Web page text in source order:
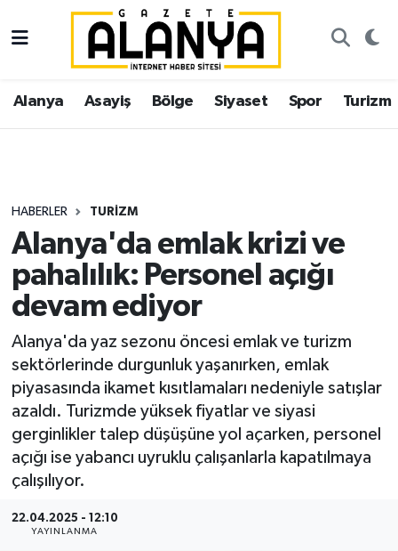
Alanya Asayiş Bölge Siyaset Spor Turizm
HABERLER TURIZM
Alanya'da emlak krizi ve
pahalılık: Personel açığı
devam ediyor
Alanya'da yaz sezonu öncesi emlak ve turizm
sektörlerinde durgunluk yaşanırken, emlak
piyasasında ikamet kısıtlamaları nedeniyle satışlar
azaldı. Turizmde yüksek fiyatlar ve siyasi
gerginlikler talep düşüşüne yol açarken, personel
açığı ise yabancı uyruklu çalışanlarla kapatılmaya
çalışılıyor.
22.04.2025 - 12:10
YAYINLANMA
Alanya
Asayiş
Siyaset
Spor
Ekonomi
Gazipaşa
İstanbul Nöbetçi Eczaneler
İstanbul Hava Durumu
Süper Lig Puan Durumu ve Fikstür
Tüm Manşetler
Son Dakika Haberleri
Haber Arşivi